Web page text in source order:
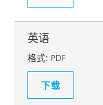
英语
格式: PDF
下载